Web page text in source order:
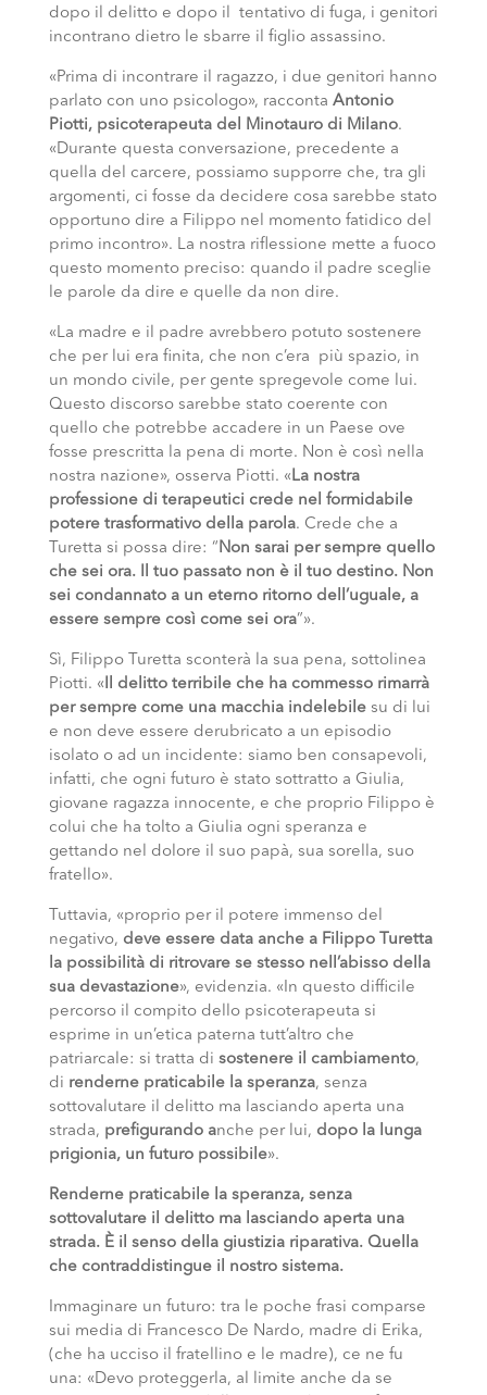
dopo il delitto e dopo il tentativo di fuga, i genitori
incontrano dietro le sbarre il figlio assassino.
«Prima di incontrare il ragazzo, i due genitori hanno
parlato con uno psicologo», racconta Antonio
Piotti, psicoterapeuta del Minotauro di Milano.
«Durante questa conversazione, precedente a
quella del carcere, possiamo supporre che, tra gli
argomenti, ci fosse da decidere cosa sarebbe stato
opportuno dire a Filippo nel momento fatidico del
primo incontro». La nostra riflessione mette a fuoco
questo momento preciso: quando il padre sceglie
le parole da dire e quelle da non dire.
«La madre e il padre avrebbero potuto sostenere
che per lui era finita, che non c’era più spazio, in
un mondo civile, per gente spregevole come lui.
Questo discorso sarebbe stato coerente con
quello che potrebbe accadere in un Paese ove
fosse prescritta la pena di morte. Non è così nella
nostra nazione», osserva Piotti. «La nostra
professione di terapeutici crede nel formidabile
potere trasformativo della parola. Crede che a
Turetta si possa dire: “Non sarai per sempre quello
che sei ora. Il tuo passato non è il tuo destino. Non
sei condannato a un eterno ritorno dell’uguale, a
essere sempre così come sei ora”».
Sì, Filippo Turetta sconterà la sua pena, sottolinea
Piotti. «Il delitto terribile che ha commesso rimarrà
per sempre come una macchia indelebilesu di lui
e non deve essere derubricato a un episodio
isolato o ad un incidente: siamo ben consapevoli,
infatti, che ogni futuro è stato sottratto a Giulia,
giovane ragazza innocente, e che proprio Filippo è
colui che ha tolto a Giulia ogni speranza e
gettando nel dolore il suo papà, sua sorella, suo
fratello».
Tuttavia, «proprio per il potere immenso del
negativo, deve essere data anche a Filippo Turetta
la possibilità di ritrovare se stesso nell’abisso della
sua devastazione», evidenzia. «In questo difficile
percorso il compito dello psicoterapeuta si
esprime in un’etica paterna tutt’altro che
patriarcale: si tratta di sostenere il cambiamento,
di renderne praticabile la speranza, senza
sottovalutare il delitto ma lasciando aperta una
strada, prefigurando anche per lui, dopo la lunga
prigionia, un futuro possibile».
Renderne praticabile la speranza, senza
sottovalutare il delitto ma lasciando aperta una
strada. È il senso della giustizia riparativa. Quella
che contraddistingue il nostro sistema.
Immaginare un futuro: tra le poche frasi comparse
sui media di Francesco De Nardo, madre di Erika,
(che ha ucciso il fratellino e le madre), ce ne fu
una: «Devo proteggerla, al limite anche da se